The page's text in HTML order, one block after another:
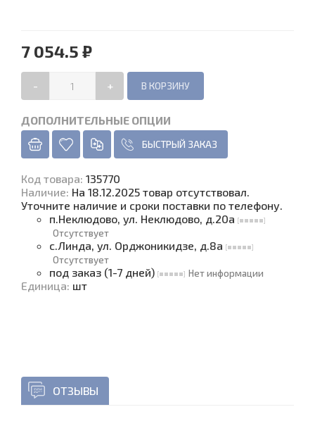
7 054.5 ₽
- +
ДОПОЛНИТЕЛЬНЫЕ ОПЦИИ
БЫСТРЫЙ ЗАКАЗ
Код товара: 135770
Наличие: На 18.12.2025 товар отсутствовал.
Уточните наличие и сроки поставки по телефону.
п.Неклюдово, ул. Неклюдово, д.20а
Отсутствует
с.Линда, ул. Орджоникидзе, д.8а
Отсутствует
под заказ (1-7 дней) Нет информации
Единица: шт
ОТЗЫВЫ